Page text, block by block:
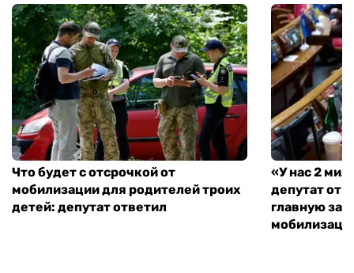
Что будет с отсрочкой от
мобилизации для родителей троих
детей: депутат ответил
«У нас 2
депутат от
главную